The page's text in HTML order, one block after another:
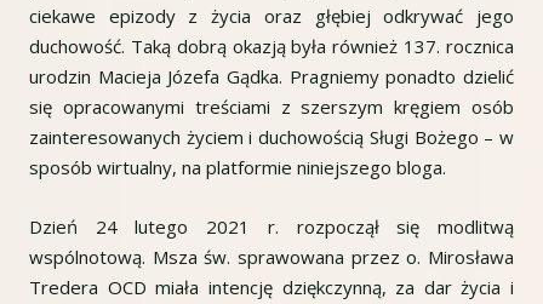
ciekawe epizody z życia oraz głębiej odkrywać jego
duchowość. Taką dobrą okazją była również 137. rocznica
urodzin Macieja Józefa Gądka. Pragniemy ponadto dzielić
się opracowanymi treściami z szerszym kręgiem osób
zainteresowanych życiem i duchowością Sługi Bożego – w
sposób wirtualny, na platformie niniejszego bloga.
Dzień 24 lutego 2021 r. rozpoczął się modlitwą
wspólnotową. Msza św. sprawowana przez o. Mirosława
Tredera OCD miała intencję dziękczynną, za dar życia i